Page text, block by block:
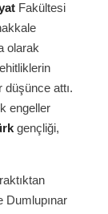
Fakültesi
olarak
attı.
engeller
gençliği,
Dumlupınar